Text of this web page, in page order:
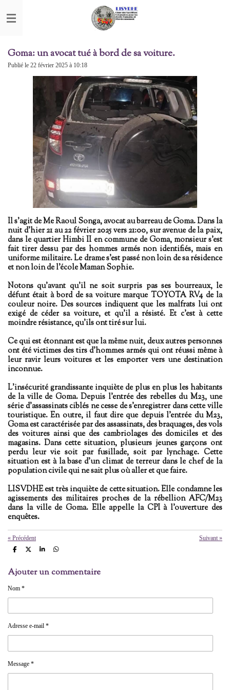
au
Goma: un avocat tué à bord de sa voiture.
Publié le 22 février 2025 à 10:18
Il s'agit de Me Raoul Songa, avocat au barreau de Goma. Dans la
nuit d'hier 21 au 22 février 2025 vers 21:00, sur avenue de la paix,
dans le quartier Himbi II en commune de Goma, monsieur s'est
fait tirer dessu par des hommes armés non identifiés, mais en
uniforme militaire. Le drame s'est passé non loin de sa résidence
et non loin de l'école Maman Sophie.
Notons qu'avant qu'il ne soit surpris pas ses bourreaux, le
défunt était à bord de sa voiture marque TOYOTA RV4 de la
couleur noire. Des sources indiquent que les malfrats lui ont
exigé de céder sa voiture, et qu'il a résisté. Et c'est à cette
moindre résistance, qu'ils ont tiré sur lui.
Ce qui est étonnant est que la même nuit, deux autres personnes
ont été victimes des tirs d'hommes armés qui ont réussi même à
leur ravir leurs voitures et les emporter vers une destination
inconnue.
L'insécurité grandissante inquiète de plus en plus les habitants
de la ville de Goma. Depuis l'entrée des rebelles du M23, une
série d'assassinats ciblés ne cesse de s'enregistrer dans cette ville
touristique. En outre, il faut dire que depuis l'entrée du M23,
Goma est caractérisée par des assassinats, des braquages, des vols
des voitures ainsi que des cambriolages des domiciles et des
magasins. Dans cette situation, plusieurs jeunes garçons ont
perdu leur vie soit par fusillade, soit par lynchage. Cette
situation est à la base d'un climat de terreur dans le chef de la
population civile qui ne sait plus où aller et que faire.
LISVDHE est très inquiète de cette situation. Elle condamne les
agissements des militaires proches de la rébellion AFC/M23
dans la ville de Goma. Elle appelle la CPI à l'ouverture des
enquêtes.
« Précédent Suivant »
P
t
a
e
P
t
a
P
t
a
P
t
a
Ajouter un commentaire
Nom *
Adresse e-mail *
Message *